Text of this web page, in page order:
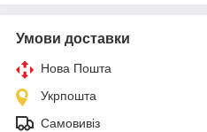
Умови доставки
Нова Пошта
Укрпошта
Самовивіз